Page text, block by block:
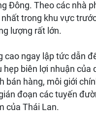
Đông. Theo các nhà
trong khu vực
lượng rất lớn.
cao ngay lập tức dẫn
biên lợi nhuận của
bán hàng, môi giới
đoạn các tuyến
của Thái Lan.